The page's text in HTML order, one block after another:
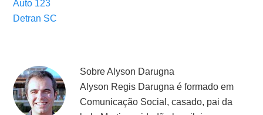
Auto 123
Detran SC
SobreAlyson Darugna
Alyson Regis Darugna é formado em
Comunicação Social, casado, pai da